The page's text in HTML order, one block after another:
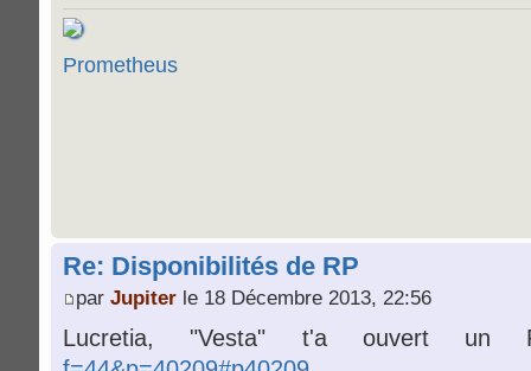
Prometheus
Re: Disponibilités de RP
par Jupiter le 18 Décembre 2013, 22:56
Lucretia, "Vesta" t'a ouvert